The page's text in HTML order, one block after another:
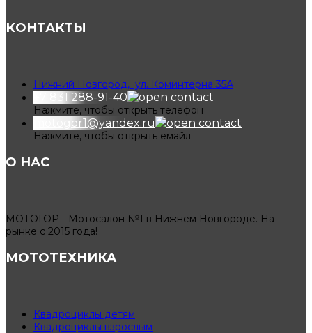
КОНТАКТЫ
Нижний Новгород, ул. Коминтерна 35А
+7 831 288-91-40
Нажмите, чтобы открыть телефон
motogor1@yandex.ru
Нажмите, чтобы открыть емайл
О НАС
МОТОГОР - Мотосалон №1 в Нижнем Новгороде. На
рынке с 2015 года!
МОТОТЕХНИКА
Квадроциклы детям
Квадроциклы взрослым